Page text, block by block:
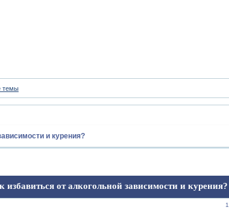
темы
и курения?
избавиться от алкогольной зависимости и курения?
1